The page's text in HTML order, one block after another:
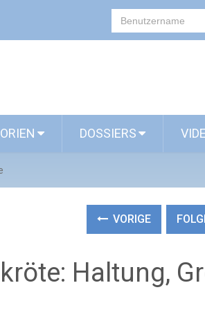
DOSSIERS
VORIGE
Haltung,